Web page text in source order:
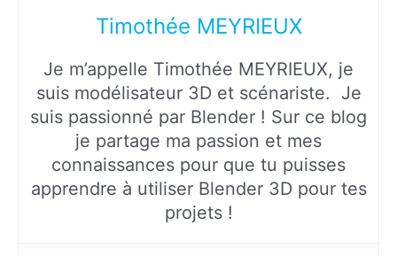
Timothée MEYRIEUX
Je m’appelle Timothée MEYRIEUX, je
suis modélisateur 3D et scénariste. Je
suis passionné par Blender ! Sur ce blog
je partage ma passion et mes
connaissances pour que tu puisses
apprendre à utiliser Blender 3D pour tes
projets !